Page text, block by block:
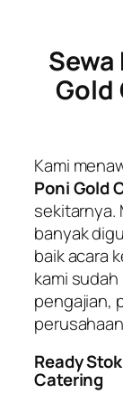
Sewa
Gold
Kami
Poni Gold
sekitarnya.
banyak
baik acara
kami
pengajian,
Ready
Catering